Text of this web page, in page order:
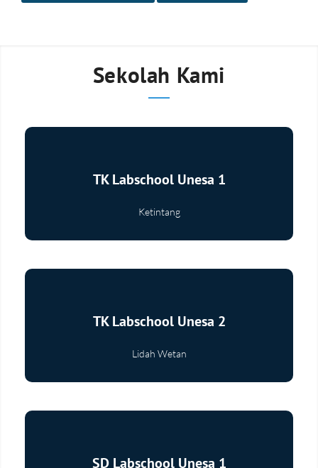
Sekolah Kami
TK Labschool Unesa 1
Ketintang
Selengkapnya
TK Labschool Unesa 2
Lidah Wetan
Selengkapnya
SD Labschool Unesa 1